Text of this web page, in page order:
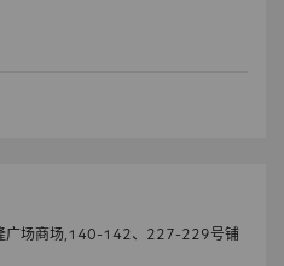
广场商场,140-142、227-229号铺